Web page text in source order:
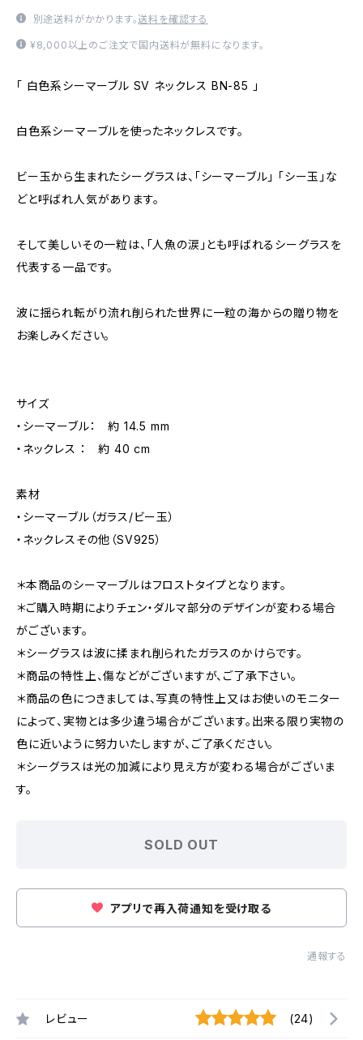
別途送料がかかります。送料を確認する
¥8,000以上のご注文で国内送料が無料になります。
「 白色系シーマーブル SV ネックレス BN-85 」
白色系シーマーブルを使ったネックレスです。
ビー玉から生まれたシーグラスは、「シーマーブル」 「シー玉」な
どと呼ばれ人気があります。
そして美しいその一粒は、「人魚の涙」とも呼ばれるシーグラスを
代表する一品です。
波に揺られ転がり流れ削られた世界に一粒の海からの贈り物を
お楽しみください。
サイズ
・シーマーブル： 約 14.5 mm
・ネックレス ： 約 40 cm
素材
・シーマーブル（ガラス/ビー玉）
・ネックレスその他（SV925）
＊本商品のシーマーブルはフロストタイプとなります。
＊ご購入時期によりチェン・ダルマ部分のデザインが変わる場合
がございます。
＊シーグラスは波に揉まれ削られたガラスのかけらです。
＊商品の特性上、傷などがございますが、ご了承下さい。
＊商品の色につきましては、写真の特性上又はお使いのモニター
によって、実物とは多少違う場合がございます。出来る限り実物の
色に近いように努力いたしますが、ご了承ください。
＊シーグラスは光の加減により見え方が変わる場合がございま
す。
SOLD OUT
アプリで再入荷通知を受け取る
通報する
レビュー (24)